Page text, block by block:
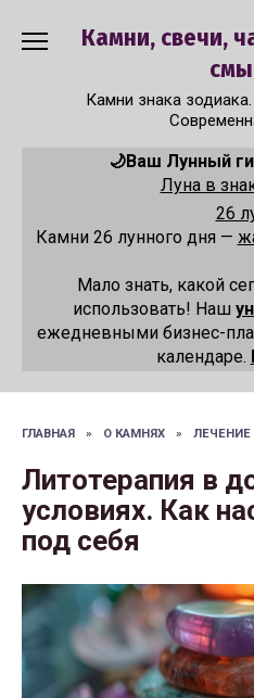
Камни, свечи,
Камни знака
🌙Ваш Лунный
Луна в
26
Камни 26 лунного дня —
Мало знать, какой
использовать! Наш
ежедневными бизнес-
календаре.
ГЛАВНАЯ » О КАМНЯХ »
Литотерапия в
условиях. Как
под себя